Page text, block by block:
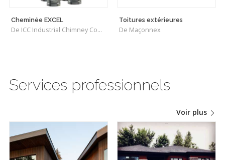
Cheminée EXCEL
De ICC Industrial Chimney Company Inc.
Toitures extérieures
De Maçonnex
Services professionnels
Voir plus